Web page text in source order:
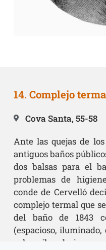
14. Complejo
Cova Santa, 55-58
Ante las quejas de
antiguos baños
dos balsas para el
problemas de
conde de Cervelló
complejo termal que
del baño de 1843
(espacioso,
ocho pilas de jaspe